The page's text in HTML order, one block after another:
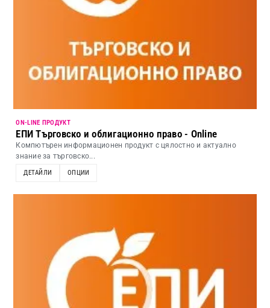
ON-LINE ПРОДУКТ
ЕПИ Търговско и облигационно право - Online
Компютърен информационен продукт с цялостно и актуално
знание за търговско...
ДЕТАЙЛИ ОПЦИИ